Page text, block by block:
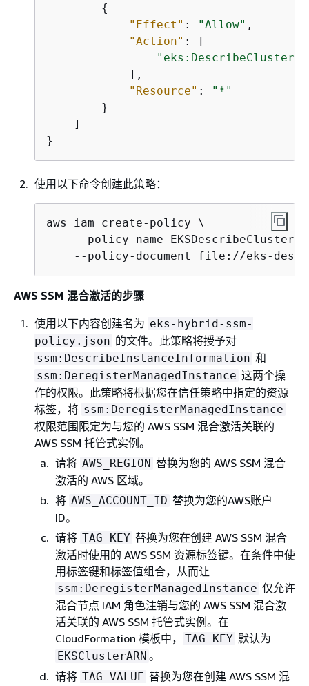
{
"Effect" : "Allow" ,
"Action" : [
"eks:DescribeCluster"
            ],
"Resource" :
"*"
        }
    ]
}
使用以下命令创建此策略：
aws iam create-policy \
--policy-name
--policy-document file://eks-
AWS SSM 混合激活的步骤
使用以下内容创建名为 eks-hybrid-ssm-
policy.json 的文件。此策略将授予对
ssm:DescribeInstanceInformation 和
ssm:DeregisterManagedInstance 这两个操
作的权限。此策略将根据您在信任策略中指定的资源
标签，将 ssm:DeregisterManagedInstance
权限范围限定为与您的 AWS SSM 混合激活关联的
AWS SSM 托管式实例。
请将 AWS_REGION 替换为您的 AWS SSM 混合
激活的 AWS 区域。
将 AWS_ACCOUNT_ID 替换为您的AWS账户
ID。
请将 TAG_KEY 替换为您在创建 AWS SSM 混合
激活时使用的 AWS SSM 资源标签键。在条件中使
用标签键和标签值组合，从而让
ssm:DeregisterManagedInstance 仅允许
混合节点 IAM 角色注销与您的 AWS SSM 混合激
活关联的 AWS SSM 托管式实例。在
CloudFormation 模板中，
TAG_KEY 默认为
EKSClusterARN 。
请将 TAG_VALUE 替换为您在创建 AWS SSM 混